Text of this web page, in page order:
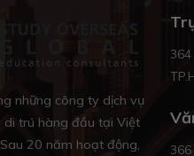
những công ty dịch vụ
trú hàng đầu tại Việt
20 năm hoạt động,
364
366